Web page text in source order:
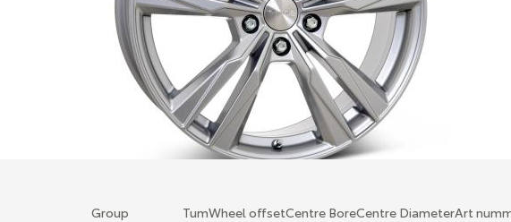
Group TumWheel offsetCentre BoreCentre DiameterArt